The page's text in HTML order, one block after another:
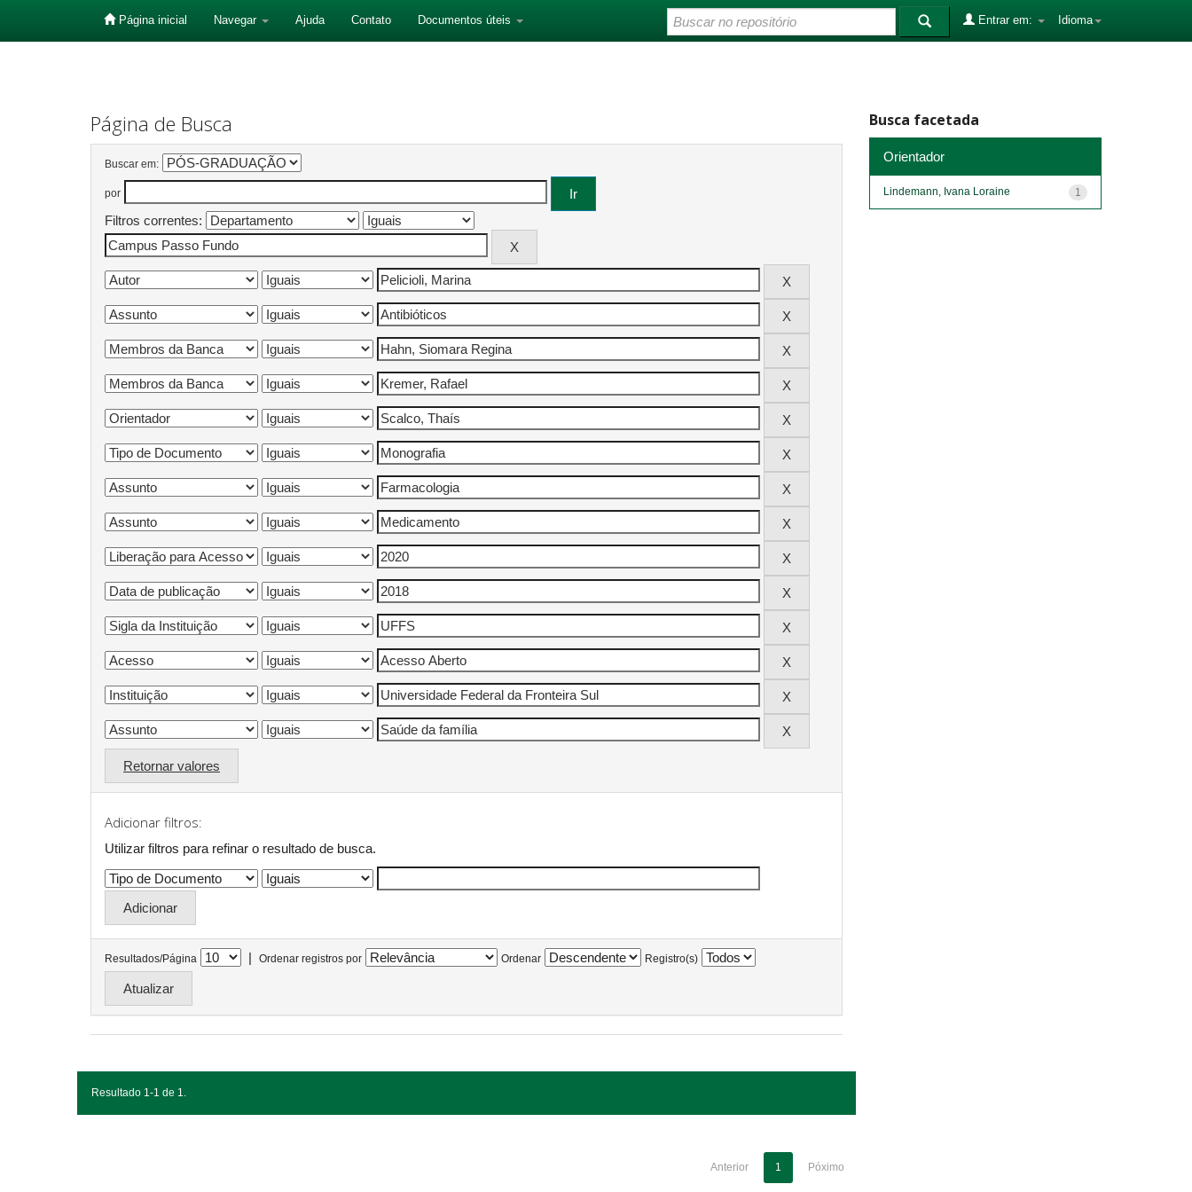
Página inicial Navegar Ajuda Contato Documentos úteis Idioma
Entrar em:
Página de Busca
Buscar em:
por
Filtros correntes:
Retornar valores
Adicionar filtros:
Utilizar filtros para refinar o resultado de busca.
Resultados/Página | Ordenar registros por Ordenar Registro(s)
Resultado 1-1 de 1.
Anterior 1 Póximo
Busca facetada
Orientador
1
Lindemann, Ivana Loraine